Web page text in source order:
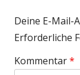
Deine E-Mail-
Erforderliche
Kommentar*